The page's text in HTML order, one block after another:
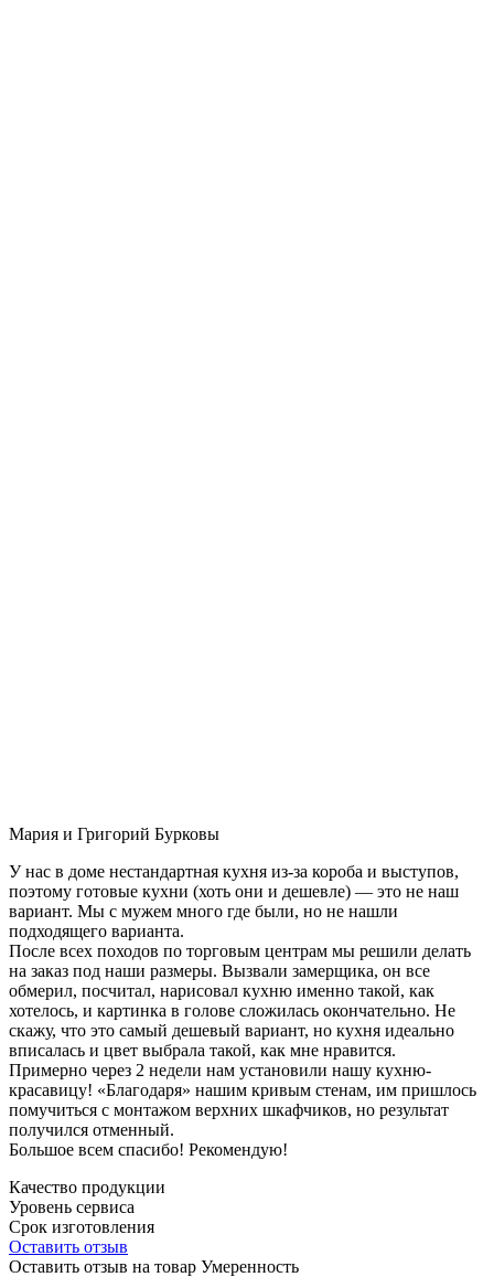
Мария и Григорий Бурковы
У нас в доме нестандартная кухня из-за короба и выступов,
поэтому готовые кухни (хоть они и дешевле) — это не наш
вариант. Мы с мужем много где были, но не нашли
подходящего варианта.
После всех походов по торговым центрам мы решили делать
на заказ под наши размеры. Вызвали замерщика, он все
обмерил, посчитал, нарисовал кухню именно такой, как
хотелось, и картинка в голове сложилась окончательно. Не
скажу, что это самый дешевый вариант, но кухня идеально
вписалась и цвет выбрала такой, как мне нравится.
Примерно через 2 недели нам установили нашу кухню-
красавицу! «Благодаря» нашим кривым стенам, им пришлось
помучиться с монтажом верхних шкафчиков, но результат
получился отменный.
Большое всем спасибо! Рекомендую!
Качество продукции
Уровень сервиса
Срок изготовления
Оставить отзыв
Оставить отзыв на товар Умеренность